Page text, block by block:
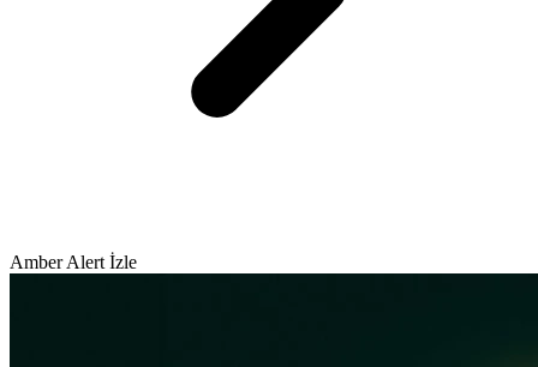
Amber Alert İzle